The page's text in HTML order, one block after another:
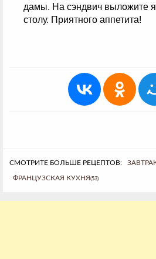
дамы. На сэндвич выложите
столу. Приятного аппетита!
СМОТРИТЕ БОЛЬШЕ РЕЦЕПТОВ:
ФРАНЦУЗСКАЯ КУХНЯ (53)